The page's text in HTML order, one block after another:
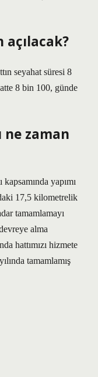
seyahat süresi 8
8 bin 100, günde
zaman
yapımı
17,5 kilometrelik
tamamlamayı
alma
hattımızı hizmete
tamamlamış